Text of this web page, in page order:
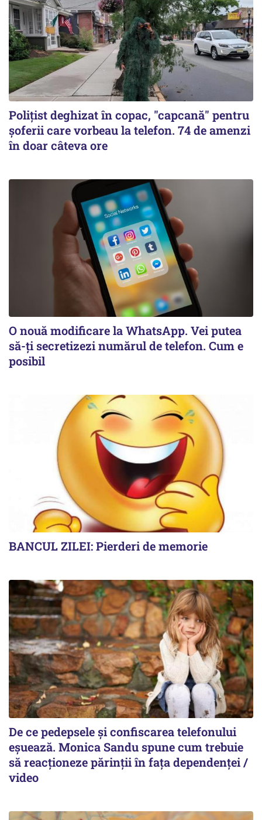
Polițist deghizat în copac, "capcană" pentru
șoferii care vorbeau la telefon. 74 de amenzi
în doar câteva ore
O nouă modificare la WhatsApp. Vei putea
să-ți secretizezi numărul de telefon. Cum e
posibil
BANCUL ZILEI: Pierderi de memorie
De ce pedepsele și confiscarea telefonului
eșuează. Monica Sandu spune cum trebuie
să reacționeze părinții în fața dependenței /
video